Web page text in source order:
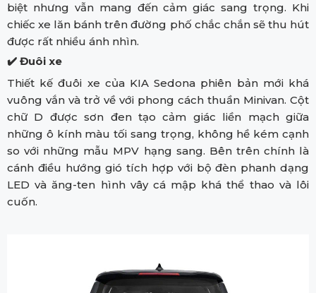
biệt nhưng vẫn mang đến cảm giác sang trọng. Khi
chiếc xe lăn bánh trên đường phố chắc chắn sẽ thu hút
được rất nhiều ánh nhìn.
✔️ Đuôi xe
Thiết kế đuôi xe của KIA Sedona phiên bản mới khá
vuông vắn và trở về với phong cách thuần Minivan. Cột
chữ D được sơn đen tạo cảm giác liền mạch giữa
những ô kính màu tối sang trọng, không hề kém cạnh
so với những mẫu MPV hạng sang. Bên trên chính là
cánh điều hướng gió tích hợp với bộ đèn phanh dạng
LED và ăng-ten hình vây cá mập khá thể thao và lôi
cuốn.